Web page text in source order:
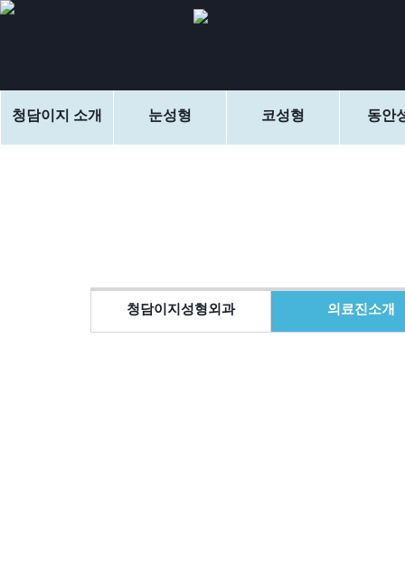
청담이지 소개 눈성형 코성형 동안
청담이지성형외과 의료진소개